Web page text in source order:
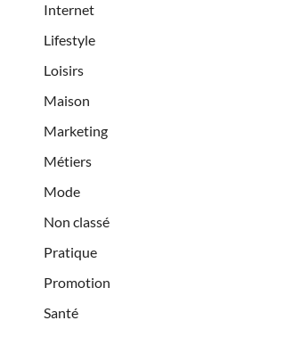
Internet
Lifestyle
Loisirs
Maison
Marketing
Métiers
Mode
Non classé
Pratique
Promotion
Santé